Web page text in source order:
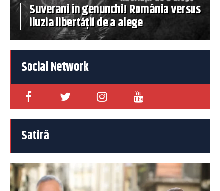
Suverani în genunchi! România versus
iluzia libertății de a alege
Social Network
Satiră